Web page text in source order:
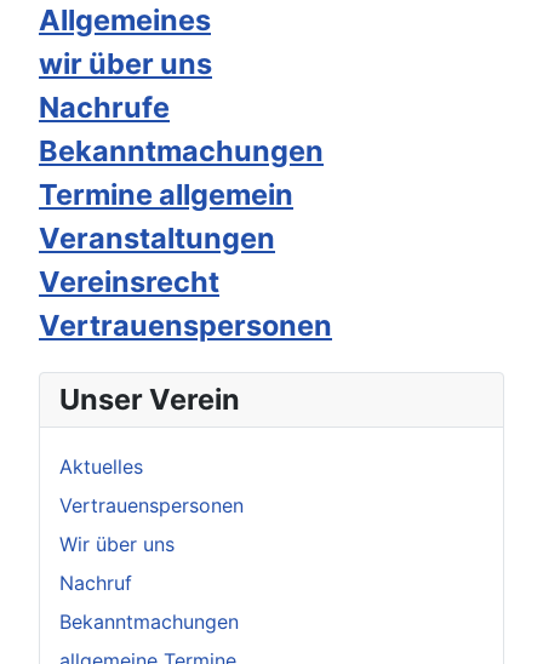
Unser Verein
Aktuelles
Vertrauenspersonen
Wir über uns
Nachruf
Bekanntmachungen
Allgemeines
wir über uns
Nachrufe
Bekanntmachungen
Termine allgemein
Veranstaltungen
Vereinsrecht
Vertrauenspersonen